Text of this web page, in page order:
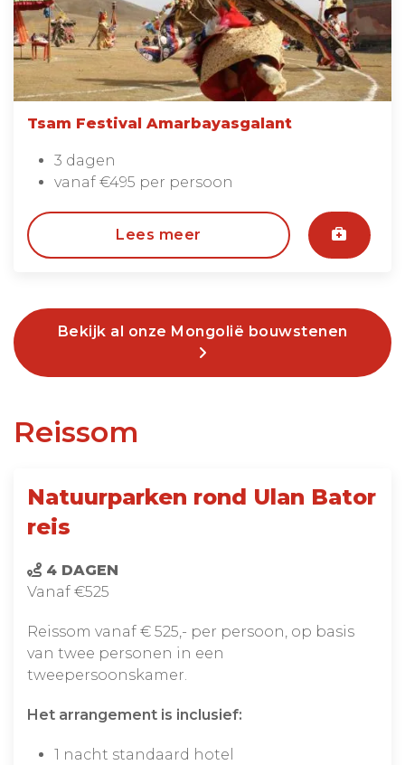
Tsam Festival Amarbayasgalant
3 dagen
vanaf €495 per persoon
Lees meer
Bekijk al onze Mongolië bouwstenen
Reissom
Natuurparken rond Ulan Bator
reis
4 DAGEN
Vanaf €525
Reissom vanaf € 525,- per persoon, op basis
van twee personen in een
tweepersoonskamer.
Het arrangement is inclusief:
1 nacht standaard hotel